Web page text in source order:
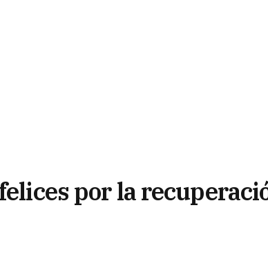
por la